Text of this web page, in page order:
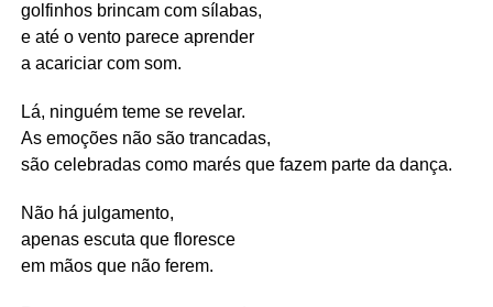
golfinhos brincam com sílabas,
e até o vento parece aprender
a acariciar com som.
Lá, ninguém teme se revelar.
As emoções não são trancadas,
são celebradas como marés que fazem parte da dança.
Não há julgamento,
apenas escuta que floresce
em mãos que não ferem.